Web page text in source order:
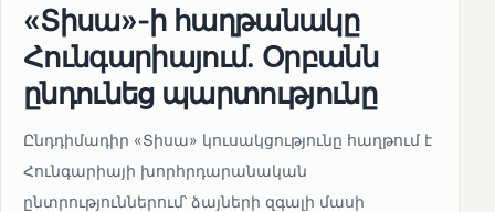
«Տիսա»-ի հաղթանակը
Հունգարիայում․ Օրբանն
ընդունեց պարտությունը
Ընդդիմադիր «Տիսա» կուսակցությունը հաղթում է
Հունգարիայի խորհրդարանական
ընտրություններում՝ ձայների զգալի մասի